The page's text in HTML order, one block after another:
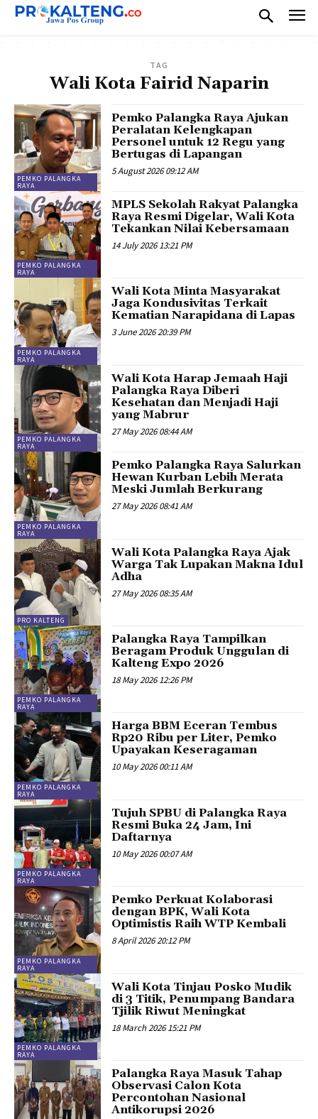
TAG
Wali Kota Fairid Naparin
PEMKO PALANGKA
RAYA
Pemko Palangka Raya Ajukan
Peralatan Kelengkapan
Personel untuk 12 Regu yang
Bertugas di Lapangan
5 August 2026 09:12 AM
PEMKO PALANGKA
RAYA
MPLS Sekolah Rakyat Palangka
Raya Resmi Digelar, Wali Kota
Tekankan Nilai Kebersamaan
14 July 2026 13:21 PM
PEMKO PALANGKA
RAYA
Wali Kota Minta Masyarakat
Jaga Kondusivitas Terkait
Kematian Narapidana di Lapas
3 June 2026 20:39 PM
PEMKO PALANGKA
RAYA
Wali Kota Harap Jemaah Haji
Palangka Raya Diberi
Kesehatan dan Menjadi Haji
yang Mabrur
27 May 2026 08:44 AM
PEMKO PALANGKA
RAYA
Pemko Palangka Raya Salurkan
Hewan Kurban Lebih Merata
Meski Jumlah Berkurang
27 May 2026 08:41 AM
PRO KALTENG
Wali Kota Palangka Raya Ajak
Warga Tak Lupakan Makna Idul
Adha
27 May 2026 08:35 AM
PEMKO PALANGKA
RAYA
Palangka Raya Tampilkan
Beragam Produk Unggulan di
Kalteng Expo 2026
18 May 2026 12:26 PM
PEMKO PALANGKA
RAYA
Harga BBM Eceran Tembus
Rp20 Ribu per Liter, Pemko
Upayakan Keseragaman
10 May 2026 00:11 AM
PEMKO PALANGKA
RAYA
Tujuh SPBU di Palangka Raya
Resmi Buka 24 Jam, Ini
Daftarnya
10 May 2026 00:07 AM
PEMKO PALANGKA
RAYA
Pemko Perkuat Kolaborasi
dengan BPK, Wali Kota
Optimistis Raih WTP Kembali
8 April 2026 20:12 PM
PEMKO PALANGKA
RAYA
Wali Kota Tinjau Posko Mudik
di 3 Titik, Penumpang Bandara
Tjilik Riwut Meningkat
18 March 2026 15:21 PM
Palangka Raya Masuk Tahap
Observasi Calon Kota
Percontohan Nasional
Antikorupsi 2026